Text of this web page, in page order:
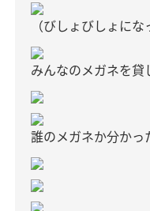
（びしょびしょに
みんなのメガネを貸
誰のメガネか分かっ